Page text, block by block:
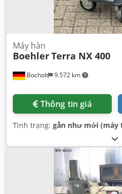
Bocholt 9.572 km
Máy hàn
BoehlerTerra NX 400
Thông tin giá
Tình trạng: gần như mới (máy